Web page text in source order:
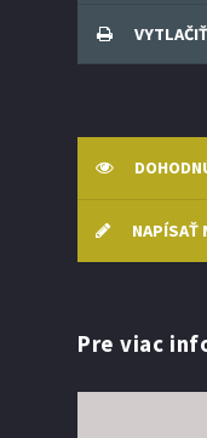
NAPÍSAŤ
Pre viac